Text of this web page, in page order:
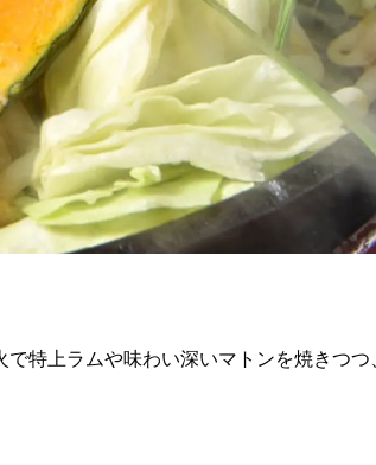
特上ラムや味わい深いマトンを焼きつ